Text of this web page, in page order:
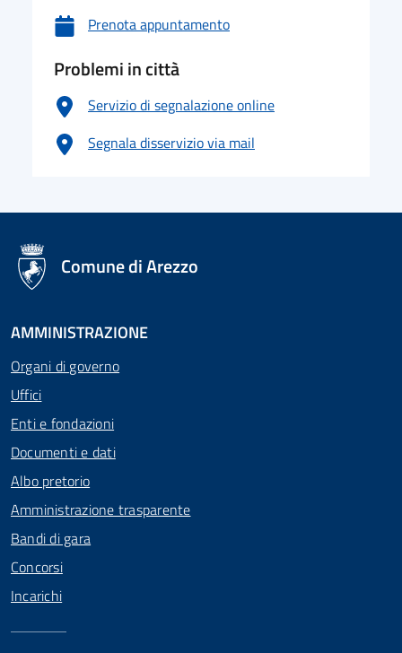
Prenota appuntamento
Problemi in città
Servizio di segnalazione online
Segnala disservizio via mail
logo Unione Europea
Comune di Arezzo
AMMINISTRAZIONE
Organi di governo
Uffici
Enti e fondazioni
Documenti e dati
Albo pretorio
Amministrazione trasparente
Bandi di gara
Concorsi
Incarichi